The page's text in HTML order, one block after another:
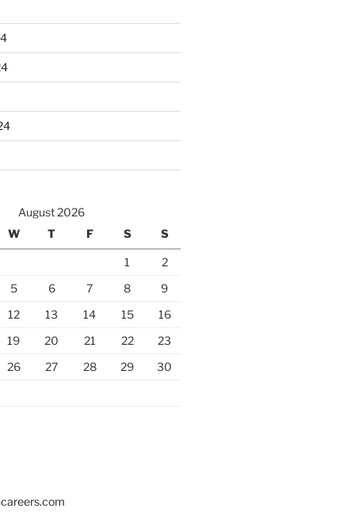
August 2026
W T F S S
1
2
5 6 7 8
9
12 13 14 15
16
19 20 21 22
23
26 27 28 29
30